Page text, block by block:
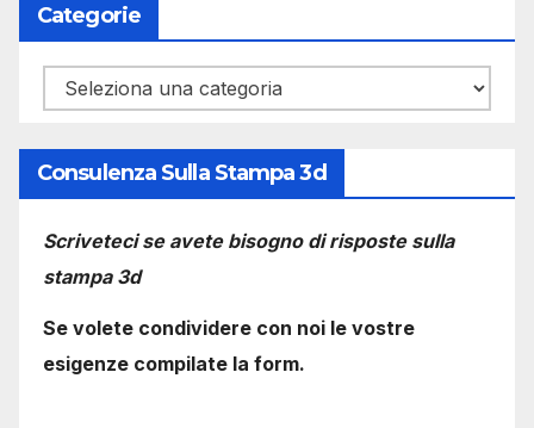
Categorie
Categorie
Consulenza Sulla Stampa 3d
Scriveteci se avete bisogno di risposte sulla
stampa 3d
Se volete condividere con noi le vostre
esigenze compilate la form.